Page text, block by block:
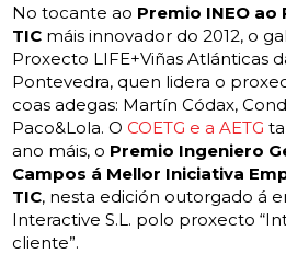
No tocante ao Premio INEO
TIC máis innovador do 2012, o
Proxecto LIFE+Viñas Atlánticas
Pontevedra, quen lidera o
coas adegas: Martín Códax,
Paco&Lola. O COETG e a AETG
ano máis, o Premio Ingeniero
Campos á Mellor Iniciativa
TIC, nesta edición outorgado á
Interactive S.L. polo proxecto
cliente”.